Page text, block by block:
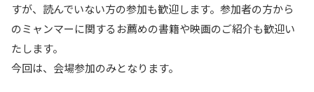
すが、読んでいない方の参加も歓迎します。参加者の方から
のミャンマーに関するお薦めの書籍や映画のご紹介も歓迎い
たします。
今回は、会場参加のみとなります。